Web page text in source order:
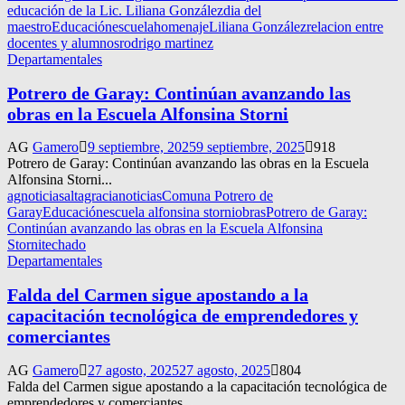
educación de la Lic. Liliana Gonzálezdia del
maestroEducaciónescuelahomenajeLiliana Gonzálezrelacion entre
docentes y alumnosrodrigo martinez
Departamentales
Potrero de Garay: Continúan avanzando las
obras en la Escuela Alfonsina Storni
AG Gamero 9 septiembre, 20259 septiembre, 2025 918
Potrero de Garay: Continúan avanzando las obras en la Escuela
Alfonsina Storni...
agnoticiasaltagracianoticiasComuna Potrero de
GarayEducaciónescuela alfonsina storniobrasPotrero de Garay:
Continúan avanzando las obras en la Escuela Alfonsina
Stornitechado
Departamentales
Falda del Carmen sigue apostando a la
capacitación tecnológica de emprendedores y
comerciantes
AG Gamero 27 agosto, 202527 agosto, 2025 804
Falda del Carmen sigue apostando a la capacitación tecnológica de